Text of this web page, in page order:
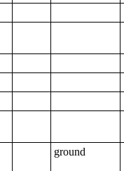
ground